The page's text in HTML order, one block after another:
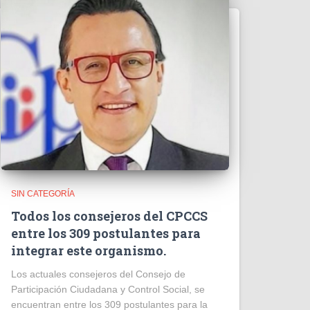
SIN CATEGORÍA
Todos los consejeros del CPCCS
entre los 309 postulantes para
integrar este organismo.
Los actuales consejeros del Consejo de
Participación Ciudadana y Control Social, se
encuentran entre los 309 postulantes para la